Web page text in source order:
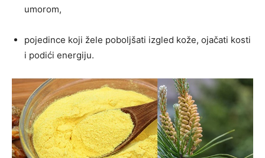
umorom,
pojedince koji žele poboljšati izgled kože, ojačati kosti
i podići energiju.